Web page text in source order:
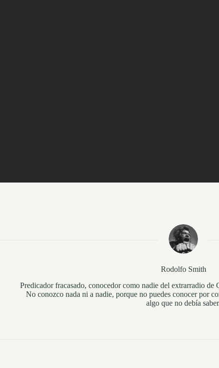
Rodolfo Smith
Predicador fracasado, conocedor como nadie del extrarradio
No conozco nada ni a nadie, porque no puedes conocer por
algo que no debía